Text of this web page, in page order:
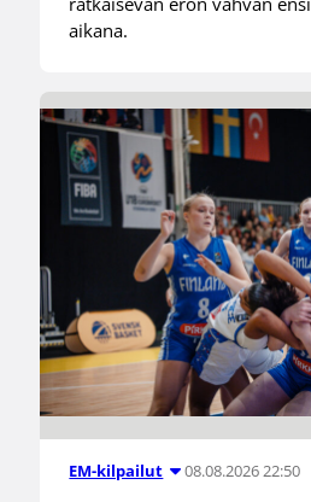
aikana.
EM-kilpailut 08.08.2026 22:50